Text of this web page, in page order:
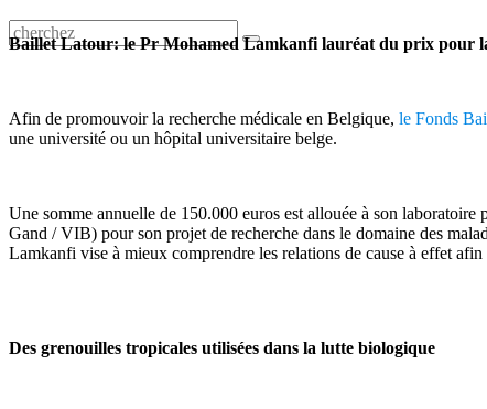
Baillet Latour: le Pr Mohamed Lamkanfi lauréat du prix pour
Afin de promouvoir la recherche médicale en Belgique, le Fonds
une université ou un hôpital universitaire belge.
Une somme annuelle de 150.000 euros est allouée à son
Gand / VIB) pour son projet de recherche dans le domaine des
Lamkanfi vise à mieux comprendre les relations de cause à effet
Des grenouilles tropicales utilisées dans la lutte biologique